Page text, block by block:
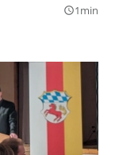
query_builder1min